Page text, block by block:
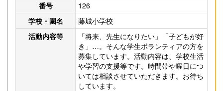
番号
126
学校・園名
藤城小学校
活動内容等
「将来、先生になりたい」「子どもが好
き」…。そんな学生ボランティアの方を
募集しています。活動内容は、学校生活
や学習の支援等です。時間帯や曜日につ
いては相談させていただきます。お待ち
しています。